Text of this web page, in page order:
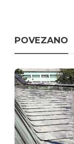
POVEZANO